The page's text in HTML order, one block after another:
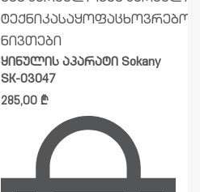
ტექნიკასაყოფაცხოვრებო
ნივთები
ყინულის აპარატი Sokany
SK-03047
285,00₾